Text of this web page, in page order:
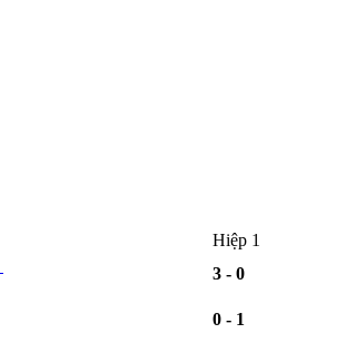
Hiệp 1
3 - 0
0 - 1